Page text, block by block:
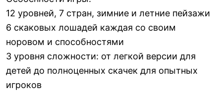
12 уровней, 7 стран, зимние и летние пейзажи
6 скаковых лошадей каждая со своим
норовом и способностями
3 уровня сложности: от легкой версии для
детей до полноценных скачек для опытных
игроков